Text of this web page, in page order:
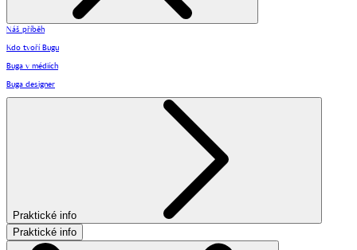
Náš příběh
Kdo tvoří Bugu
Buga v médiích
Buga designer
Praktické info
Praktické info